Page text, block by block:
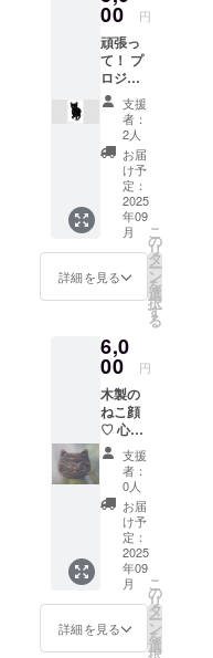
00 円
頑張っ
て！ プ
ロジェ
クト
オー
ナー作
の癒し
猫のポ
スト
カード
をお届
けいた
しま
す。 ・
黒ねこ
のクロ
は、水
彩画で
す。 ・
夜空を
見るね
こも水
彩画で
す。 ♡
ご支援
をよろ
しくお
願いい
たしま
す。 by
miracar
a（mira
cara
支援
者：
2人
お届
け予
定：
2025
年09
月
詳細を見る
こ
の
リ
タ
ー
ン
を
選
択
す
る
6,0
00 円
木製の
ねこ顔
♡ 心を
込めて
感謝の
メール
と共に
「木の
猫顔」
をお届
けいた
しま
す。 サ
イズ：
幅 約
支援
者：
0人
お届
け予
定：
2025
年09
月
詳細を見る
こ
の
リ
タ
ー
ン
を
選